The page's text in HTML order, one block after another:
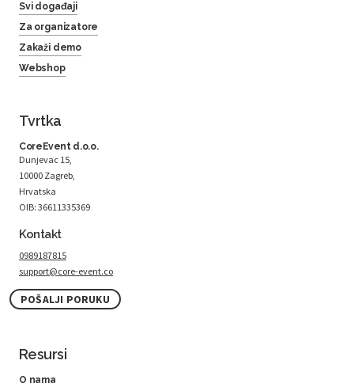
Svi događaji
Za organizatore
Zakaži demo
Webshop
Tvrtka
CoreEvent d.o.o.
Dunjevac 15,
10000 Zagreb,
Hrvatska
OIB: 36611335369
Kontakt
0989187815
support@core-event.co
POŠALJI PORUKU
Resursi
O nama